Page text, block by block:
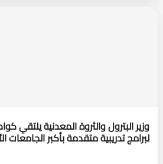
وزير البترول والثروة المعدنية يلتقي
لبرامج تدريبية متقدمة بأكبر الجامعات